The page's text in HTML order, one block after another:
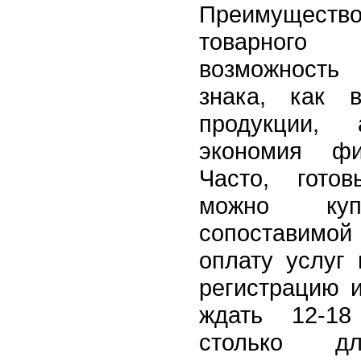
товарного
знака, как
экономия
Часто,
можно
оплату услуг
регистрацию
ждать 12-
столько